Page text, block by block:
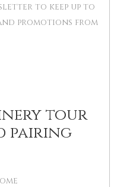
to keep up to
promotions from
tour
pairing